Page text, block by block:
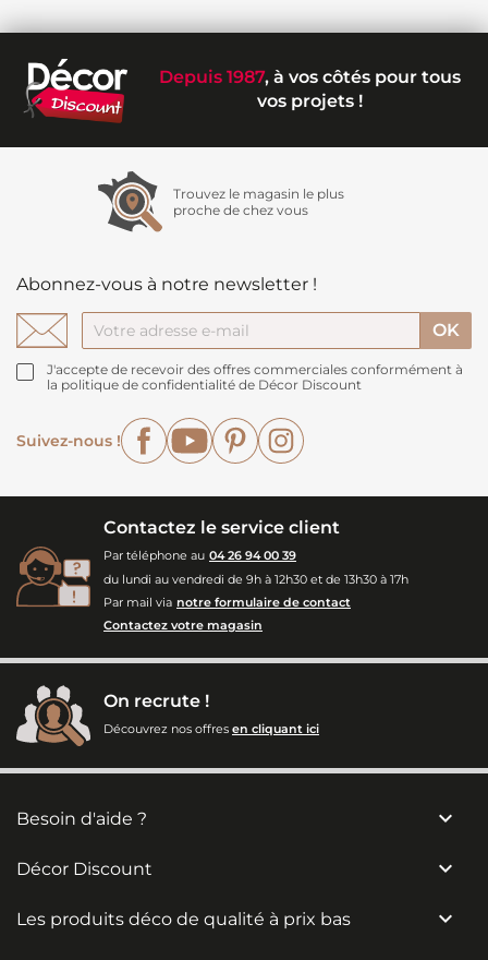
Depuis 1987, à vos côtés pour tous
vos projets !
Trouvez le magasin le plus
proche de chez vous
Abonnez-vous à notre newsletter !
J'accepte de recevoir des offres commerciales conformément à
la politique de confidentialité de Décor Discount
Suivez-nous !
FacebookYouTubePinterest
Contactez le service client
Par téléphone au 04 26 94 00 39
du lundi au vendredi de 9h à 12h30 et de 13h30 à 17h
Par mail via notre formulaire de contact
Contactez votre magasin
On recrute !
Découvrez nos offres en cliquant ici
Besoin d'aide ? 
Décor Discount 
Les produits déco de qualité à prix bas 